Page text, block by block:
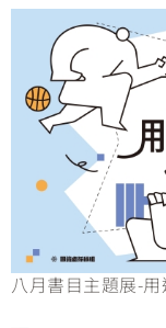
八月書目主題展-